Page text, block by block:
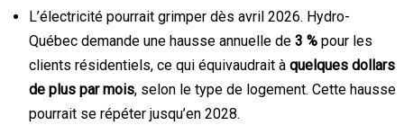
L’électricité pourrait grimper dès avril 2026. Hydro-
Québec demande une hausse annuelle de 3 % pour les
clients résidentiels, ce qui équivaudrait à quelques dollars
de plus par mois, selon le type de logement. Cette hausse
pourrait se répéter jusqu’en 2028.